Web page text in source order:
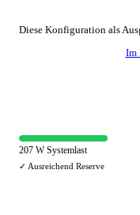
Diese Konfiguration als
Im
207 W Systemlast
✓ Ausreichend Reserve